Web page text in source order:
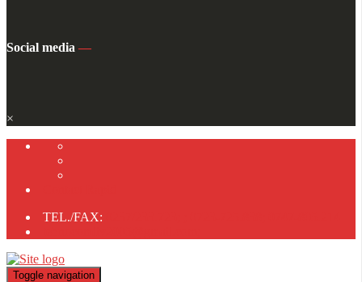
Social media —
×
TEL./FAX:
Toggle navigation